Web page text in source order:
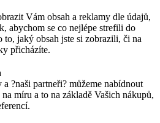
Vám obsah a reklamy dle údajů,
abychom se co nejlépe strefili do
to, jaký obsah jste si zobrazili, či na
přicházíte.
?naši partneři? můžeme nabídnout
míru a to na základě Vašich nákupů,